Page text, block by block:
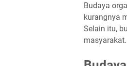
Budaya
kurangnya
Selain itu,
masyarakat.